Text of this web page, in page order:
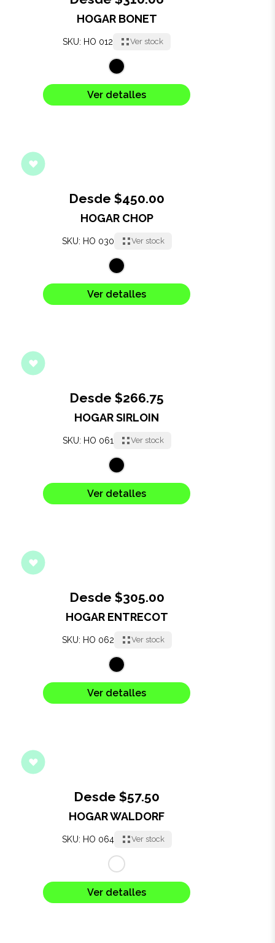
Tecnología
Llaveros
Herramientas
Mascotas
HOGAR BONET
SKU: HO 012 Ver stock
Ver detalles
Desde $450.00
HOGAR CHOP
SKU: HO 030 Ver stock
Ver detalles
Desde $266.75
HOGAR SIRLOIN
SKU: HO 061 Ver stock
Ver detalles
Desde $305.00
HOGAR ENTRECOT
SKU: HO 062 Ver stock
Ver detalles
Desde $57.50
HOGAR WALDORF
SKU: HO 064 Ver stock
Ver detalles